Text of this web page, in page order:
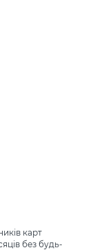
карт
без будь-